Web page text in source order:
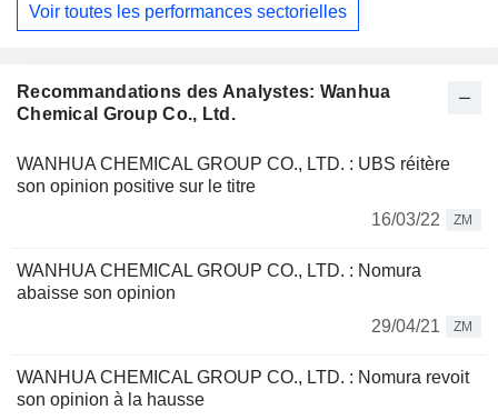
Recommandations des Analystes: Wanhua
Chemical Group Co., Ltd.
WANHUA CHEMICAL GROUP CO., LTD. : UBS réitère
son opinion positive sur le titre
16/03/22
ZM
WANHUA CHEMICAL GROUP CO., LTD. : Nomura
abaisse son opinion
29/04/21
ZM
WANHUA CHEMICAL GROUP CO., LTD. : Nomura revoit
son opinion à la hausse
Voir toutes les performances sectorielles